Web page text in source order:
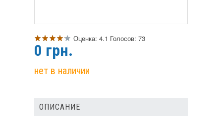
Оценка: 4.1 Голосов: 73
0 грн.
нет в наличии
ОПИСАНИЕ